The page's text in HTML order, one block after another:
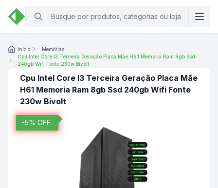
Início
Memórias
Cpu Intel Core I3 Terceira Geração Placa Mãe H61 Memoria Ram 8gb Ssd
240gb Wifi Fonte 230w Bivolt
Cpu Intel Core I3 Terceira Geração Placa Mãe
H61 Memoria Ram 8gb Ssd 240gb Wifi Fonte
230w Bivolt
-5% OFF